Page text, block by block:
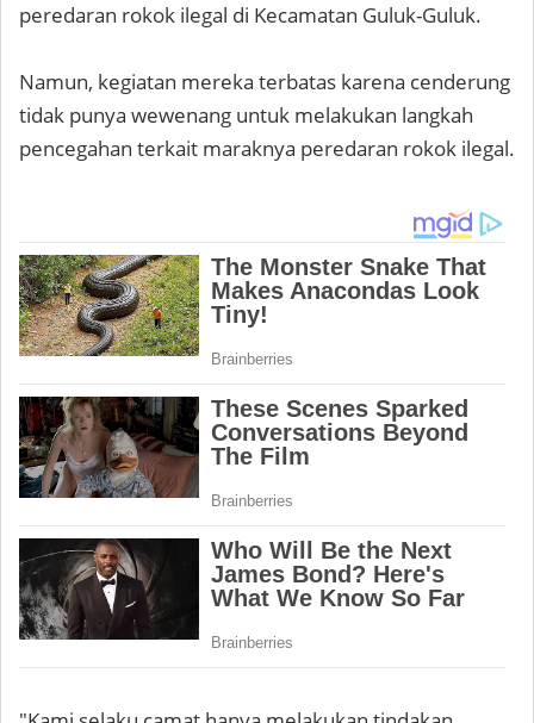
peredaran rokok ilegal di Kecamatan Guluk-Guluk.
Namun, kegiatan mereka terbatas karena cenderung
tidak punya wewenang untuk melakukan langkah
pencegahan terkait maraknya peredaran rokok ilegal.